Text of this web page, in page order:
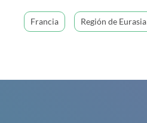
Francia Región de Eurasia